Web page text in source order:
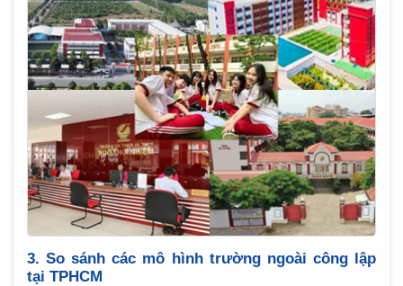
3. So sánh các mô hình trường ngoài công lập
tại TPHCM